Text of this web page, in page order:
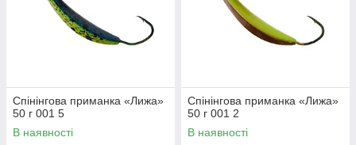
Спінінгова приманка «Лижа»
50 г 001 5
В наявності
Спінінгова приманка «Лижа»
50 г 001 2
В наявності